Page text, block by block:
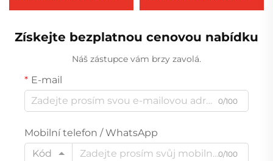
systém
stroj s výfukováním
Získejte bezplatnou cenovou nabídku
Náš zástupce vám brzy zavolá.
E-mail
0/100
Mobilní telefon / WhatsApp
Kód
0/100